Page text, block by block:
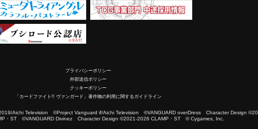
プライバシーポリシー
外部送信ポリシー
クッキーポリシー
「カードファイト!! ヴァンガード」著作物の利用に関するガイドライン
Aichi Television ©Project Vanguard if/Aichi Television ©VANGUARD overDress Character Design
・ST ©VANGUARD Divinez Character Design ©2021-2026 CLAMP・ST © Cygames, Inc.